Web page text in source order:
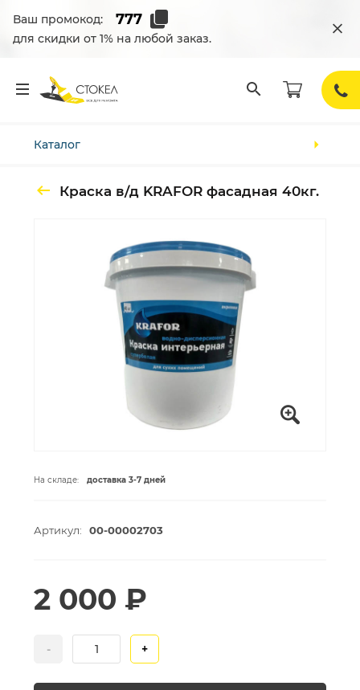
Ваш промокод:
для скидки от 1% на любой заказ.
Каталог
Краска в/д KRAFOR фасадная 40кг.
На складе: доставка 3-7 дней
Артикул: 00-00002703
- +
2 000 ₽